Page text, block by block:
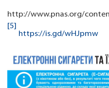
http://www.pnas.org/
[5]
https://is.gd/wHJpmw